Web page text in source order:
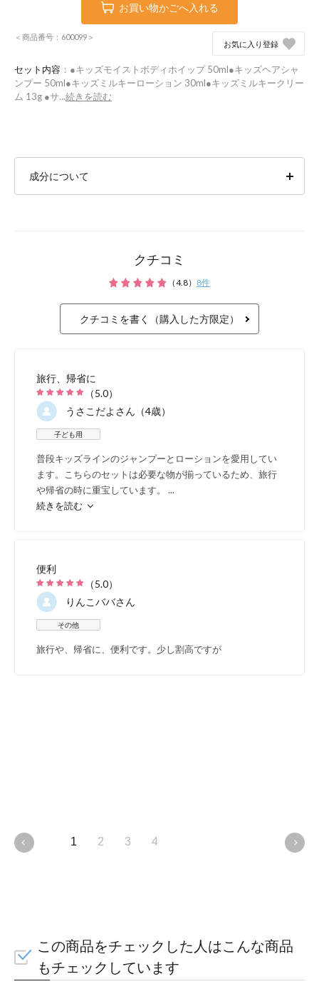
お買い物かごへ入れる
＜商品番号：600099＞
お気に入り登録
セット内容 ：●キッズモイストボディホイップ 50ml●キッズヘアシャ
ンプー 50ml●キッズミルキーローション 30ml●キッズミルキークリー
ム 13g ●サ...続きを読む
成分について
クチコミ
（4.8） 8件
クチコミを書く（購入した方限定）
旅行、帰省に
（5.0）
うさこだよ さん（4歳）
子ども用
普段キッズラインのジャンプーとローションを愛用してい
ます。こちらのセットは必要な物が揃っているため、旅行
や帰省の時に重宝しています。 ...
続きを読む
便利
（5.0）
りんこババさん
その他
旅行や、帰省に、便利です。少し割高ですが
1 2 3 4
この商品をチェックした人はこんな商品
もチェックしています